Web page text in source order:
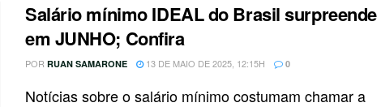
Salário mínimo IDEAL do Brasil surpreende
em JUNHO; Confira
POR RUAN SAMARONE 13 DE MAIO DE 2025, 12:15H 0
Notícias sobre o salário mínimo costumam chamar a